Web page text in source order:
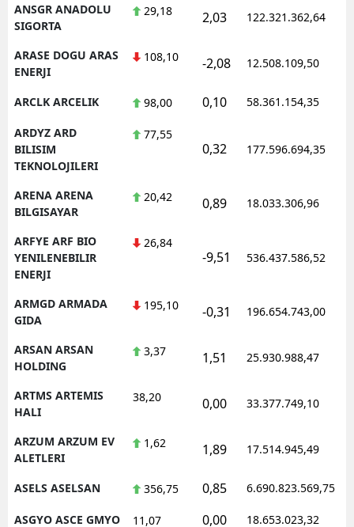
ANSGR ANADOLU
SIGORTA
29,18 2,03 122.321.362,64
ARASE DOGU ARAS
ENERJI
108,10 -2,08 12.508.109,50
ARCLK ARCELIK 98,00 0,10 58.361.154,35
ARDYZ ARD
BILISIM
TEKNOLOJILERI
77,55
0,32 177.596.694,35
ARENA ARENA
BILGISAYAR
20,42 0,89 18.033.306,96
ARFYE ARF BIO
YENILENEBILIR
ENERJI
26,84
-9,51 536.437.586,52
ARMGD ARMADA
GIDA
195,10 -0,31 196.654.743,00
ARSAN ARSAN
HOLDING
3,37 1,51 25.930.988,47
ARTMS ARTEMIS
HALI
38,20 0,00 33.377.749,10
ARZUM ARZUM EV
ALETLERI
1,62 1,89 17.514.945,49
ASELS ASELSAN 356,75 0,85 6.690.823.569,75
ASGYO ASCE GMYO 11,07 0,00 18.653.023,32